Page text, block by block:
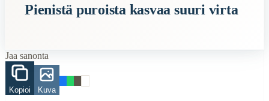
Description:Kyseessä on alunperin hollantilainen sanonta "Veel
Raha
Related Topics
Pienistä puroista kasvaa suuri virta
Jaa sanonta
Kopioi Kuva